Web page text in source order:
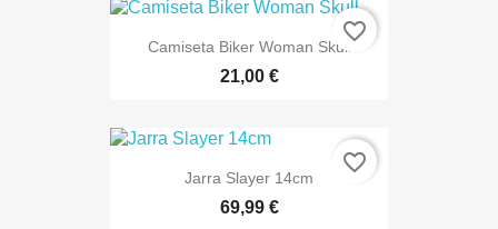
Camiseta Biker Woman Skull
21,00 €
favorite_border
Jarra Slayer 14cm
69,99 €
favorite_border